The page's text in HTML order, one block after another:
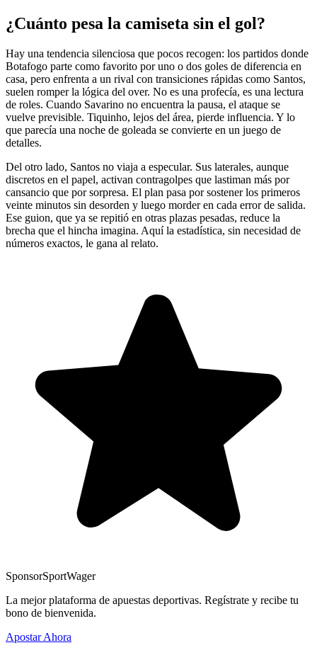
¿Cuánto pesa la camiseta sin el gol?
Hay una tendencia silenciosa que pocos recogen: los partidos donde
Botafogo parte como favorito por uno o dos goles de diferencia en
casa, pero enfrenta a un rival con transiciones rápidas como Santos,
suelen romper la lógica del over. No es una profecía, es una lectura
de roles. Cuando Savarino no encuentra la pausa, el ataque se
vuelve previsible. Tiquinho, lejos del área, pierde influencia. Y lo
que parecía una noche de goleada se convierte en un juego de
detalles.
Del otro lado, Santos no viaja a especular. Sus laterales, aunque
discretos en el papel, activan contragolpes que lastiman más por
cansancio que por sorpresa. El plan pasa por sostener los primeros
veinte minutos sin desorden y luego morder en cada error de salida.
Ese guion, que ya se repitió en otras plazas pesadas, reduce la
brecha que el hincha imagina. Aquí la estadística, sin necesidad de
números exactos, le gana al relato.
SponsorSportWager
La mejor plataforma de apuestas deportivas. Regístrate y recibe tu
bono de bienvenida.
Apostar Ahora